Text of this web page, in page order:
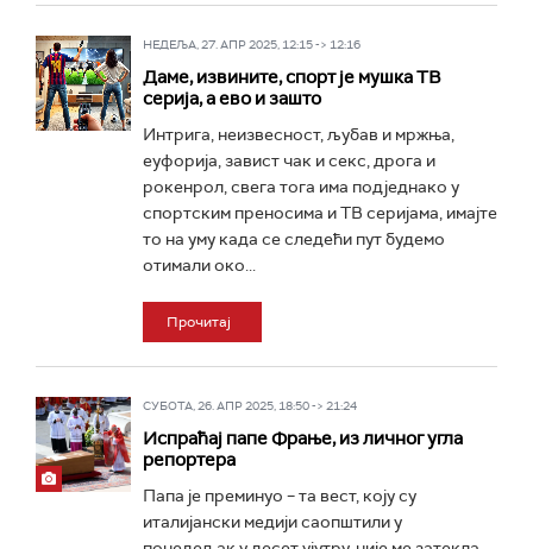
НЕДЕЉА, 27. АПР 2025, 12:15 -> 12:16
Даме, извините, спорт је мушка ТВ
серија, а ево и зашто
Интрига, неизвесност, љубав и мржња,
еуфорија, завист чак и секс, дрога и
рокенрол, свега тога има подједнако у
спортским преносима и ТВ серијама, имајте
то на уму када се следећи пут будемо
отимали око...
Прочитај
СУБОТА, 26. АПР 2025, 18:50 -> 21:24
Испраћај папе Фрање, из личног угла
репортера
Папа је преминуо – та вест, коју су
италијански медији саопштили у